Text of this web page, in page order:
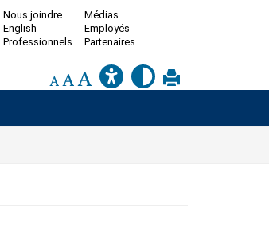
Nous joindre
Médias
English
Employés
Professionnels
Partenaires